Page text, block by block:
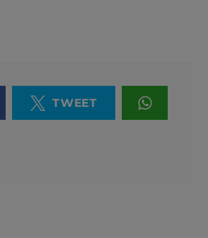
TWEET